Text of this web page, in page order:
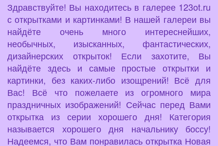
Здравствуйте! Вы находитесь в галерее 123ot.ru
с открытками и картинками! В нашей галереи вы
найдёте очень много интереснейших,
необычных, изысканных, фантастических,
дизайнерских открыток! Если захотите, Вы
найдёте здесь и самые простые открытки и
картинки, без каких-либо изощрений! Всё для
Вас! Всё что пожелаете из огромного мира
праздничных изображений! Сейчас перед Вами
открытка из серии хорошего дня! Категория
называется хорошего дня начальнику боссу!
Надеемся, что Вам понравилась открытка Новая